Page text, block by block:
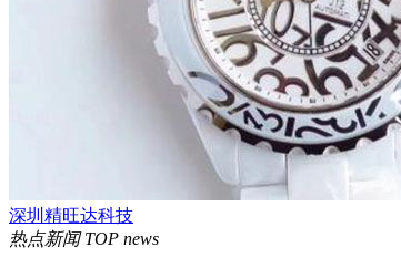
深圳精旺达科技
热点新闻TOP news